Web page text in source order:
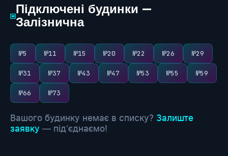
▣Підключені будинки —
Залізнична
№5 №11 №15 №20 №22 №26 №29
№31 №37 №43 №47 №53 №55 №59
№66 №73
Вашого будинку немає в списку? Залиште
заявку — під'єднаємо!